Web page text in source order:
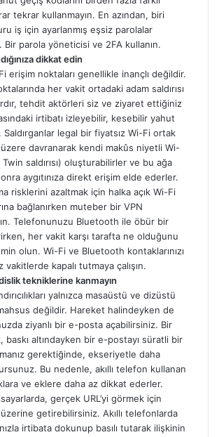
tekrar kullanmayın. En azından, biri
iş için ayarlanmış eşsiz parolalar
Bir parola yöneticisi ve 2FA kullanın.
dikkat edin
erişim noktaları genellikle inançlı değildir.
her vakit ortadaki adam saldırısı
tehdit aktörleri siz ve ziyaret ettiğiniz
irtibatı izleyebilir, kesebilir yahut
legal bir fiyatsız Wi-Fi ortak
davranarak kendi makûs niyetli Wi-
Twin saldırısı) oluşturabilirler ve bu ağa
aygıtınıza direkt erişim elde ederler.
risklerini azaltmak için halka açık Wi-Fi
bağlanırken muteber bir VPN
Telefonunuzu Bluetooth ile öbür bir
her vakit karşı tarafta ne olduğunu
olun. Wi-Fi ve Bluetooth kontaklarınızı
vakitlerde kapalı tutmaya çalışın.
tekniklerine kanmayın
yalnızca masaüstü ve dizüstü
değildir. Hareket halindeyken de
ziyanlı bir e-posta açabilirsiniz. Bir
baskı altındayken bir e-postayı süratli bir
gerektiğinde, ekseriyetle daha
Bu nedenle, akıllı telefon kullanan
ve eklere daha az dikkat ederler.
gerçek URL’yi görmek için
getirebilirsiniz. Akıllı telefonlarda
irtibata dokunup basılı tutarak ilişkinin